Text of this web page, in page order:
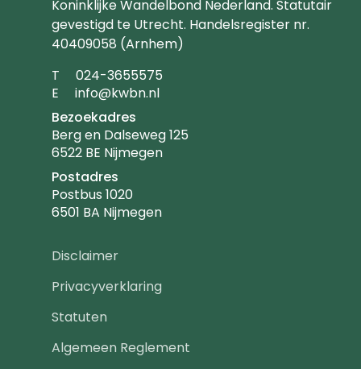
Koninklijke Wandelbond Nederland. Statutair
gevestigd te Utrecht. Handelsregister nr.
40409058 (Arnhem)
T Telefoonnummer
024-3655575
E Emailadres
info@kwbn.nl
Bezoekadres
Berg en Dalseweg 125
6522 BE Nijmegen
Postadres
Postbus 1020
6501 BA Nijmegen
Footer
navigatie
Disclaimer
Privacyverklaring
Statuten
Algemeen Reglement